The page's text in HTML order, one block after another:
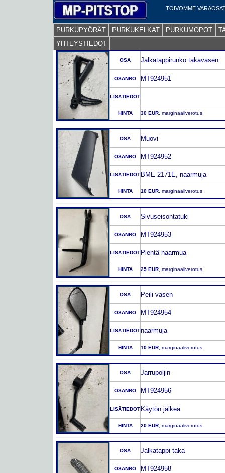
TOIVOMME
PURKUPYÖRÄT PURKUKELKAT PURKUMOPOT
YHTEYSTIEDOT
OSA Jalkatappirunko takavasen
OSANRO MT924951
LISÄTIEDOT
HINTA 30 EUR , marginaaliverotus
OSA Muovi
OSANRO MT924952
LISÄTIEDOT BME-2171E, naarmuja
HINTA 10 EUR , marginaaliverotus
OSA Sivuseisontatuki
OSANRO MT924953
LISÄTIEDOT Pientä naarmua
HINTA 25 EUR , marginaaliverotus
OSA Peili vasen
OSANRO MT924954
LISÄTIEDOTnaarmuja
HINTA 10 EUR , marginaaliverotus
OSA Jarrupoljin
OSANRO MT924956
LISÄTIEDOT Käytön jälkeä
HINTA 20 EUR , marginaaliverotus
OSA Jalkatappi taka
OSANRO MT924958